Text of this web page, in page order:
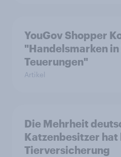
YouGov Shopper
"Handelsmarken
Teuerungen"
Artikel
Die Mehrheit
Katzenbesitzer hat
Tierversicherung